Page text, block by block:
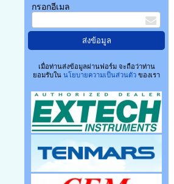
กรอกอีเมล
เมื่อท่านส่งข้อมูลผ่านฟอร์ม จะถือว่าท่าน
ยอมรับใน นโยบายความเป็นส่วนตัวของเรา